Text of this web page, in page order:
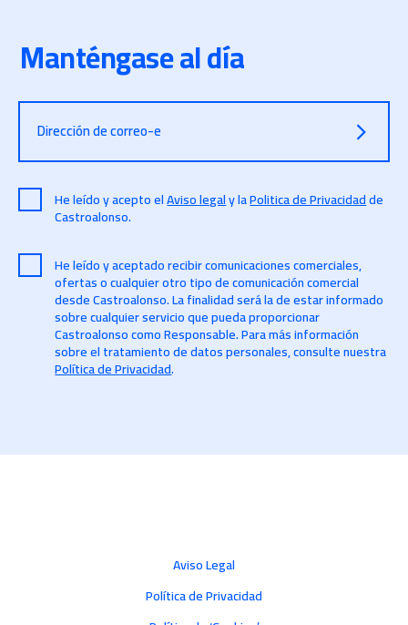
Manténgase al día
Dirección de correo-e
He leído y acepto elAviso legaly laPolitica de Privacidadde
Castroalonso.
He leído y aceptado recibir comunicaciones comerciales,
ofertas o cualquier otro tipo de comunicación comercial
desde Castroalonso. La finalidad será la de estar informado
sobre cualquier servicio que pueda proporcionar
Castroalonso como Responsable. Para más información
sobre el tratamiento de datos personales, consulte nuestra
Política de Privacidad.
Aviso Legal
Política de Privacidad